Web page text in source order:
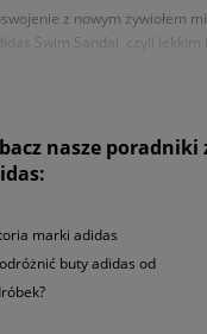
z nowym żywiołem
Swim Sandal, czyli
bolesnych otarć,
podeszwie dodającej
że świetnie będą one
się na terenie całej
nasze
marki adidas
odróżnić buty adidas od